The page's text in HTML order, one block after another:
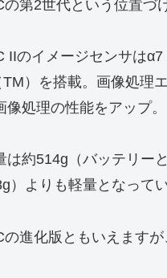
の第2世代という位置づ
IIのイメージセンサは
TM）を搭載。画像処理
像処理の性能をアップ。
は約514g（バッテリー
）よりも軽量となってい
の進化版ともいえます